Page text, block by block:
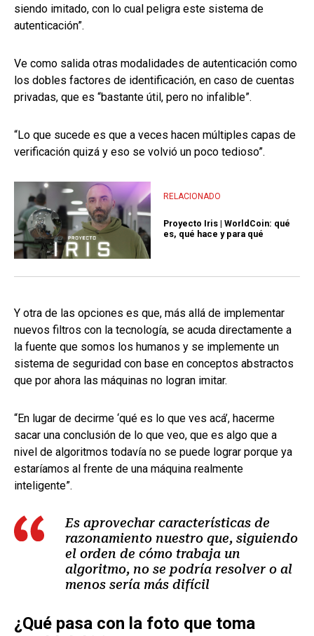
siendo imitado, con lo cual peligra este sistema de
autenticación”.
Ve como salida otras modalidades de autenticación como
los dobles factores de identificación, en caso de cuentas
privadas, que es “bastante útil, pero no infalible”.
“Lo que sucede es que a veces hacen múltiples capas de
verificación quizá y eso se volvió un poco tedioso”.
RELACIONADO
Proyecto Iris | WorldCoin: qué
es, qué hace y para qué
Y otra de las opciones es que, más allá de implementar
nuevos filtros con la tecnología, se acuda directamente a
la fuente que somos los humanos y se implemente un
sistema de seguridad con base en conceptos abstractos
que por ahora las máquinas no logran imitar.
“En lugar de decirme ‘qué es lo que ves acá’, hacerme
sacar una conclusión de lo que veo, que es algo que a
nivel de algoritmos todavía no se puede lograr porque ya
estaríamos al frente de una máquina realmente
inteligente”.
Es aprovechar características de
razonamiento nuestro que, siguiendo
el orden de cómo trabaja un
algoritmo, no se podría resolver o al
menos sería más difícil
¿Qué pasa con la foto que toma